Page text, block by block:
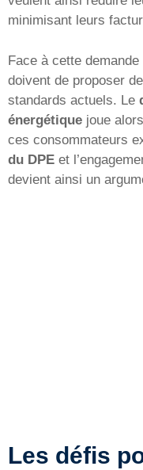
minimisant leurs
Face à cette
doivent de proposer
standards actuels. Le
énergétique joue
ces consommateurs
du DPE et
devient ainsi un
Les défis